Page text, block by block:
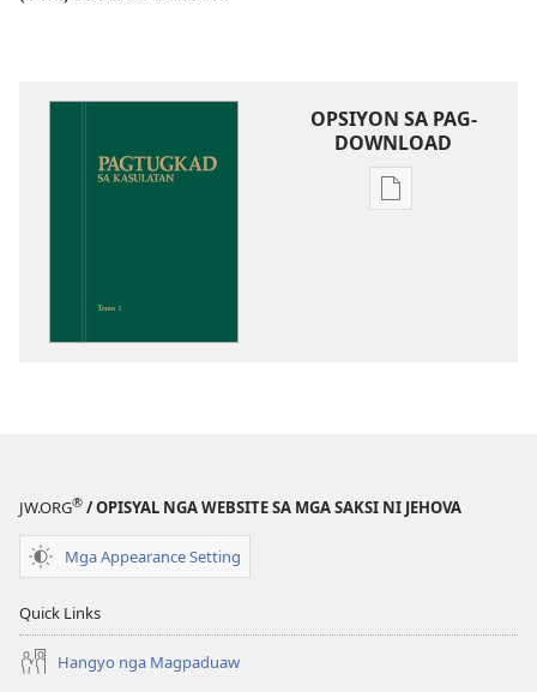
OPSIYON SA PAG-
DOWNLOAD
Opsiyon
JW.ORG® / OPISYAL NGA WEBSITE SA MGA SAKSI NI JEHOVA
Mga Appearance Setting
Quick Links
Hangyo nga Magpaduaw